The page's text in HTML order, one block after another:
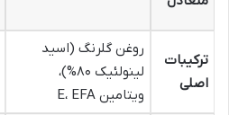
ترکیبات
اصلی
روغن گلرنگ (اسید
لینولئیک ۸۰%)،
ویتامین E، EFA